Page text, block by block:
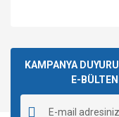
KAMPANYA
E-